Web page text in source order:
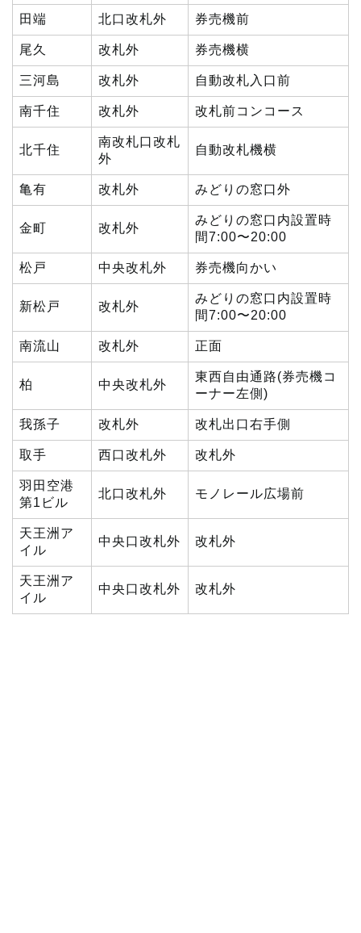
田端 北口改札外 券売機前
尾久 改札外 券売機横
三河島 改札外 自動改札入口前
南千住 改札外 改札前コンコース
北千住
南改札口改札
外
自動改札機横
亀有 改札外 みどりの窓口外
金町 改札外
みどりの窓口内設置時
間7:00〜20:00
松戸 中央改札外 券売機向かい
新松戸 改札外
みどりの窓口内設置時
間7:00〜20:00
南流山 改札外 正面
柏 中央改札外
東西自由通路(券売機コ
ーナー左側)
我孫子 改札外 改札出口右手側
取手 西口改札外 改札外
羽田空港
第1ビル
北口改札外 モノレール広場前
天王洲ア
イル
中央口改札外 改札外
天王洲ア
イル
中央口改札外 改札外